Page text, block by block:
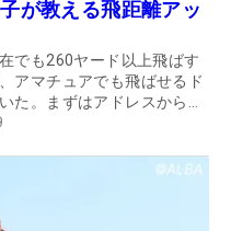
が教える飛距離アッ
でも260ヤード以上飛ばす
アマチュアでも飛ばせるド
た。まずはアドレスからお